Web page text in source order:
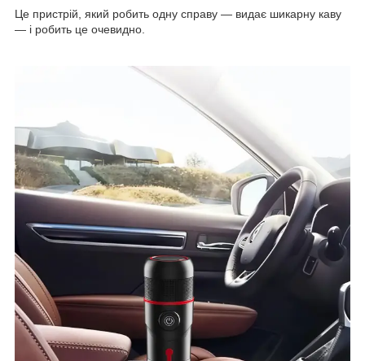
Це пристрій, який робить одну справу — видає шикарну каву
— і робить це очевидно.